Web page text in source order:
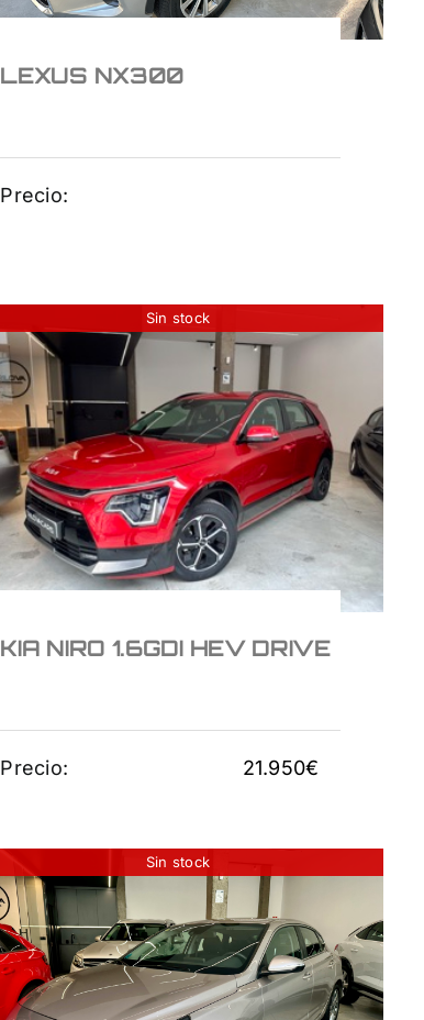
LEXUS NX300
Precio:
Sin stock
KIA NIRO 1.6GDI HEV
DRIVE
21.950€
KIA NIRO 1.6GDI HEV DRIVE
Precio: 21.950€
Sin stock
HYUNDAI I301.0TGDI
FASTBACK